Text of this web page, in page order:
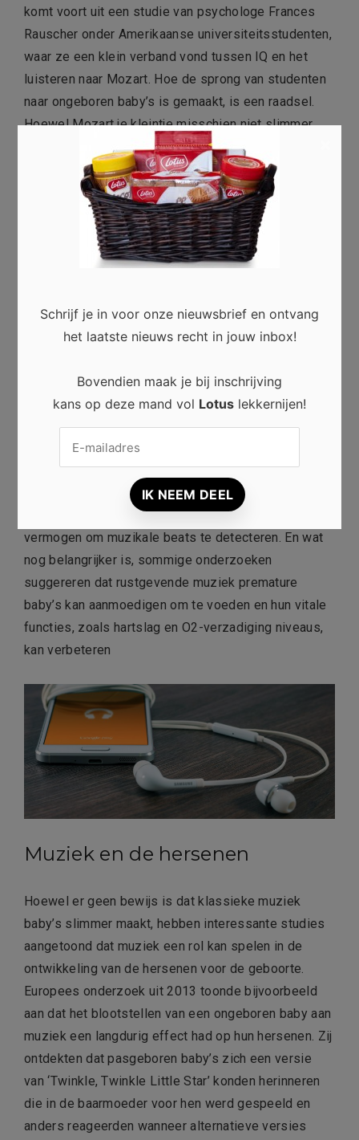
komt voort uit een studie van psychologe Frances
Rauscher onder Amerikaanse universiteitsstudenten,
waar ze een klein verband vond tussen IQ en het
luisteren naar Mozart. Hoe de sprong van studenten
naar ongeboren baby’s is gemaakt, is een raadsel.
Hoewel Mozart je kleintje misschien niet slimmer
maakt, kan het zijn hersenen wel actiever maken.
Baby’s in de baarmoeder blijken een verhoogde
hersenactiviteit te vertonen wanneer ze aan muziek
worden blootgesteld.
Is het nodig om naar zachte,
luisteren?
muziek hoeft te luisteren. Ook popmuziek kan helpen
je baby te kalmeren. Denk er echter aan dat het
ademhalingspatroon van een baby verandert op
basis van de beats en dat het luisteren naar
bonkende muziek met snelle beats voor een langere
periode je baby kan stressen. Wel hebben studies
aangetoond dat baby’s worden geboren met het
vermogen om muzikale beats te detecteren. En wat
nog belangrijker is, sommige onderzoeken
suggereren dat rustgevende muziek premature
baby’s kan aanmoedigen om te voeden en hun vitale
functies, zoals hartslag en O2-verzadiging niveaus,
kan verbeteren
Muziek en de hersenen
Hoewel er geen bewijs is dat klassieke muziek
baby’s slimmer maakt, hebben interessante studies
aangetoond dat muziek een rol kan spelen in de
ontwikkeling van de hersenen voor de geboorte.
Europees onderzoek uit 2013 toonde bijvoorbeeld
aan dat het blootstellen van een ongeboren baby aan
muziek een langdurig effect had op hun hersenen. Zij
ontdekten dat pasgeboren baby’s zich een versie
van ‘Twinkle, Twinkle Little Star’ konden herinneren
die in de baarmoeder voor hen werd gespeeld en
anders reageerden wanneer alternatieve versies
Schrijf je in voor onze nieuwsbrief en ontvang
het laatste nieuws recht in jouw inbox!
Bovendien maak je bij inschrijving
kans op deze mand vol Lotus lekkernijen!